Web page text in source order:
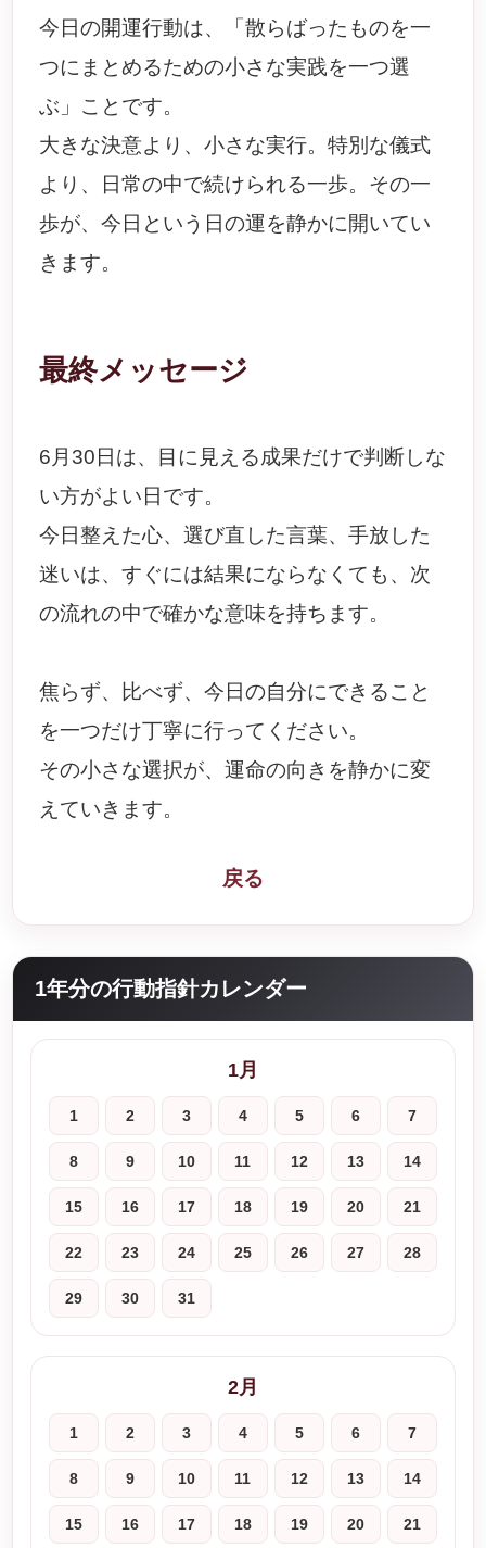
今日の開運行動は、「散らばったものを一
つにまとめるための小さな実践を一つ選
ぶ」ことです。
大きな決意より、小さな実行。特別な儀式
より、日常の中で続けられる一歩。その一
歩が、今日という日の運を静かに開いてい
きます。
最終メッセージ
6月30日は、目に見える成果だけで判断しな
い方がよい日です。
今日整えた心、選び直した言葉、手放した
迷いは、すぐには結果にならなくても、次
の流れの中で確かな意味を持ちます。
焦らず、比べず、今日の自分にできること
を一つだけ丁寧に行ってください。
その小さな選択が、運命の向きを静かに変
えていきます。
戻る
1年分の行動指針カレンダー
1月
1 2 3 4 5 6 7
8 9 10 11 12 13 14
15 16 17 18 19 20 21
22 23 24 25 26 27 28
29 30 31
2月
1 2 3 4 5 6 7
8 9 10 11 12 13 14
15 16 17 18 19 20 21